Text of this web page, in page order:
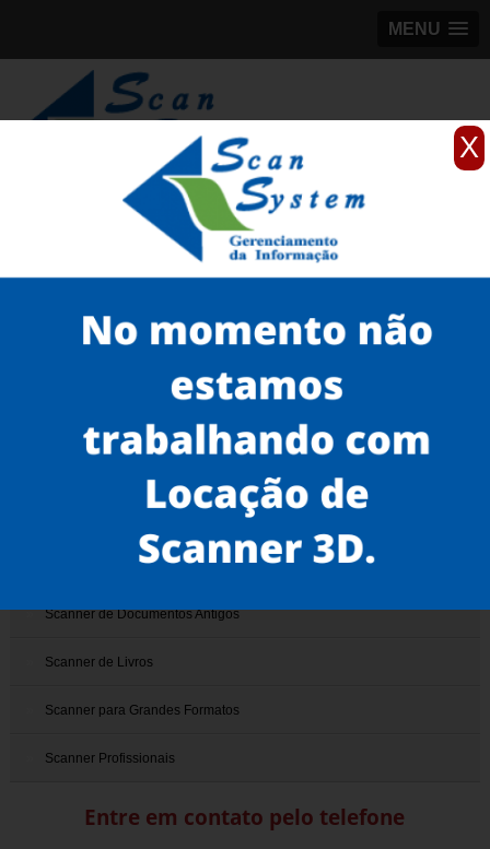
X
MENU
98184-5245
Scanner de livros
scanner para digitalização de livros
scanners zeutschel para livros Bairro do Limão
Serviços
Scanner de Documentos
Scanner de Documentos Antigos
Scanner de Livros
Scanner para Grandes Formatos
Scanner Profissionais
Entre em contato pelo telefone